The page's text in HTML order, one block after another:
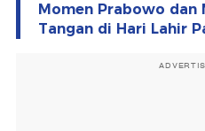
Momen Prabowo dan
Tangan di Hari Lahir